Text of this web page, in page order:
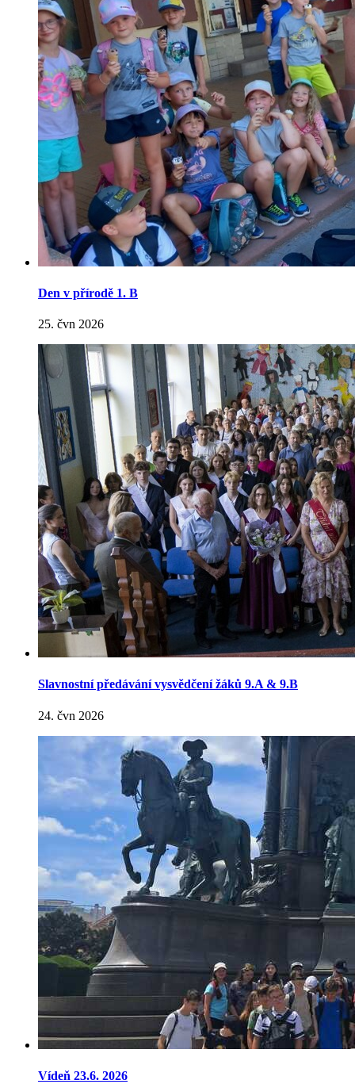
Den v přírodě 1. B
25. čvn 2026
Slavnostní předávání vysvědčení žáků 9.A & 9.B
24. čvn 2026
Vídeň 23.6. 2026